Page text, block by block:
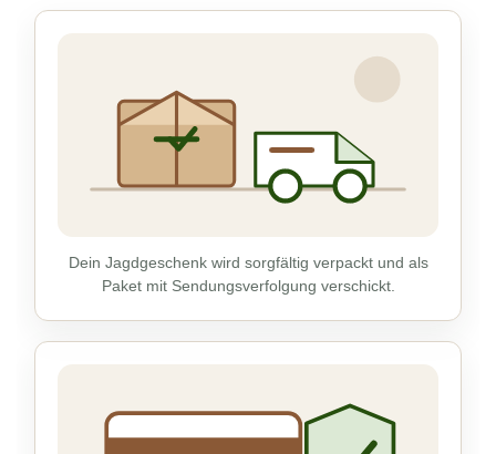
Dein Jagdgeschenk wird sorgfältig verpackt und als
Paket mit Sendungsverfolgung verschickt.